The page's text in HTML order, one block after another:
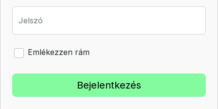
Jelszó
Emlékezzen rám